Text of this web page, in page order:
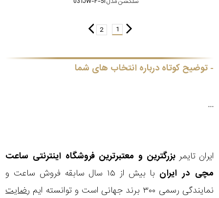
1
2
توضیح کوتاه درباره انتخاب های شما
...
ایران تایمر بزرگترین و معتبرترین فروشگاه اینترنتی ساعت
مچی در ایران
با بیش از ۱۵ سال سابقه فروش ساعت و
نمایندگی رسمی ۳۰۰ برند جهانی است و توانسته ایم
رضایت